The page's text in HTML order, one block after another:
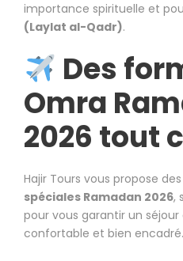
importance spirituelle et
(Laylat al-Qadr).
Des
Omra
2026 tout
Hajir Tours vous propose des
spéciales Ramadan 2026,
pour vous garantir un séjour
confortable et bien